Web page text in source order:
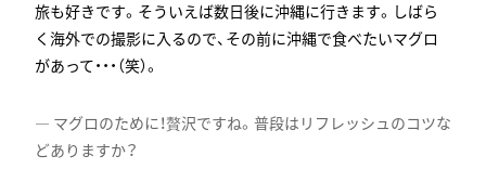
旅も好きです。そういえば数日後に沖縄に行きます。しばら
く海外での撮影に入るので、その前に沖縄で食べたいマグロ
があって・・・（笑）。
マグロのために！贅沢ですね。普段はリフレッシュのコツな
どありますか？